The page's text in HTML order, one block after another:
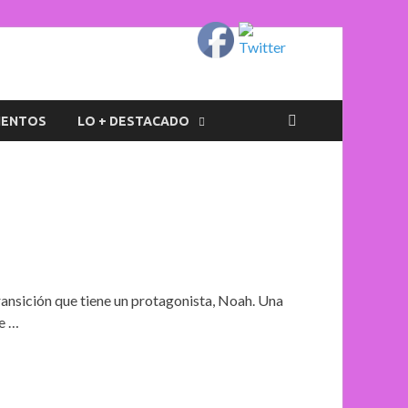
LO + DESTACADO
que tiene un protagonista, Noah. Una
…